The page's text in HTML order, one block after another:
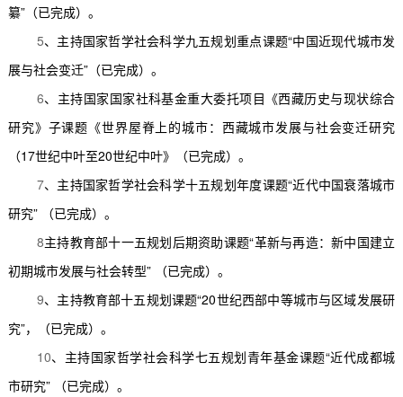
纂”（已完成）。
5、主持国家哲学社会科学九五规划重点课题“中国近现代城市发
展与社‍会变迁”（已完成）。
6、主持国家国家社科基金重大委托项目《西藏历史与现状综合
研究》子课题《世界屋脊上的城市：西藏城市发展与社会变迁研究
（17世纪中叶至20世纪中叶》（已完成）。
7、主持国家哲学社会科学十五规划年度课题“近代中国衰落城市
研究”
（已完成）。
8主持教育部十一五规划后期资助课题“革新与再造：新中国建立
初期城市发展与社会转型”
（已完成）。
9、主持教育部十五规划课题“20世纪西部中等城市与区域发展研
究”，（已完成）。
10、主持国家哲学社会科学七五规划青年基金课题“近代成都城
市研究”
（已完成）。